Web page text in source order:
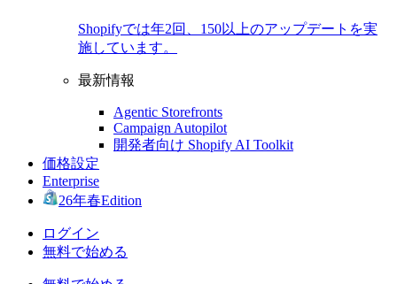
Shopifyでは年2回、150以上のアップデートを実
施しています。
最新情報
Agentic Storefronts
Campaign Autopilot
開発者向け Shopify AI Toolkit
価格設定
Enterprise
26年春Edition
ログイン
無料で始める